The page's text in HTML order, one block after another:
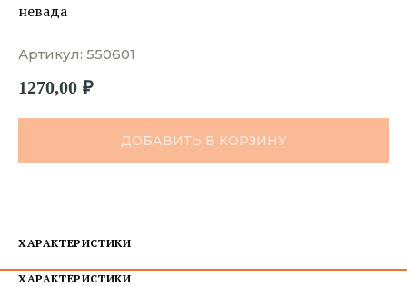
невада
Артикул: 550601
1270,00 ₽
ДОБАВИТЬ В КОРЗИНУ
ХАРАКТЕРИСТИКИ
ХАРАКТЕРИСТИКИ